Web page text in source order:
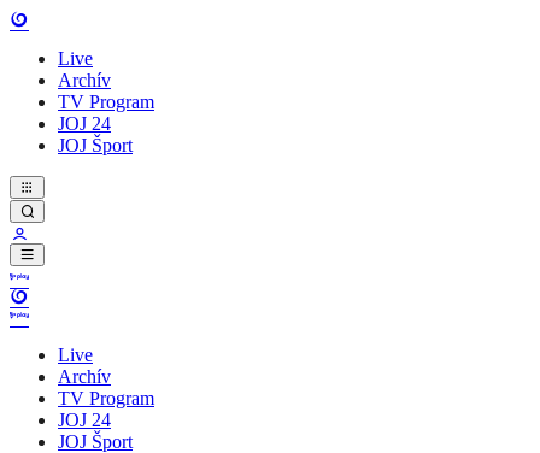
Live
Archív
TV Program
JOJ 24
JOJ Šport
Live
Archív
TV Program
JOJ 24
JOJ Šport